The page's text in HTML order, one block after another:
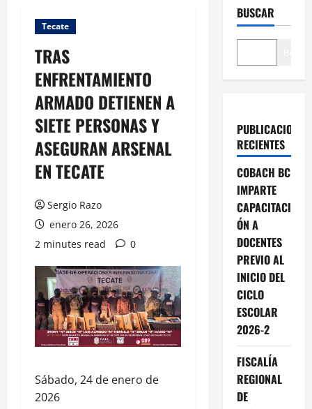
Tecate
TRAS
ENFRENTAMIENTO
ARMADO DETIENEN A
SIETE PERSONAS Y
ASEGURAN ARSENAL
EN TECATE
Sergio Razo
enero 26, 2026
2 minutes read
0
Sábado, 24 de enero de
2026
BUSCAR
PUBLICACIONES
RECIENTES
COBACH BC
IMPARTE
CAPACITACI
ÓN A
DOCENTES
PREVIO AL
INICIO DEL
CICLO
ESCOLAR
2026-2
FISCALÍA
REGIONAL
DE